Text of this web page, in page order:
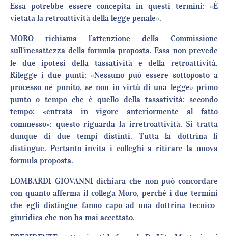
Essa potrebbe essere concepita in questi termini: «È
vietata la retroattività della legge penale».
MORO richiama l’attenzione della Commissione
sull’inesattezza della formula proposta. Essa non prevede
le due ipotesi della tassatività e della retroattività.
Rilegge i due punti: «Nessuno può essere sottoposto a
processo né punito, se non in virtù di una legge» primo
punto o tempo che è quello della tassatività; secondo
tempo: «entrata in vigore anteriormente al fatto
commesso»: questo riguarda la irretroattività. Si tratta
dunque di due tempi distinti. Tutta la dottrina li
distingue. Pertanto invita i colleghi a ritirare la nuova
formula proposta.
LOMBARDI GIOVANNI dichiara che non può concordare
con quanto afferma il collega Moro, perché i due termini
che egli distingue fanno capo ad una dottrina tecnico-
giuridica che non ha mai accettato.